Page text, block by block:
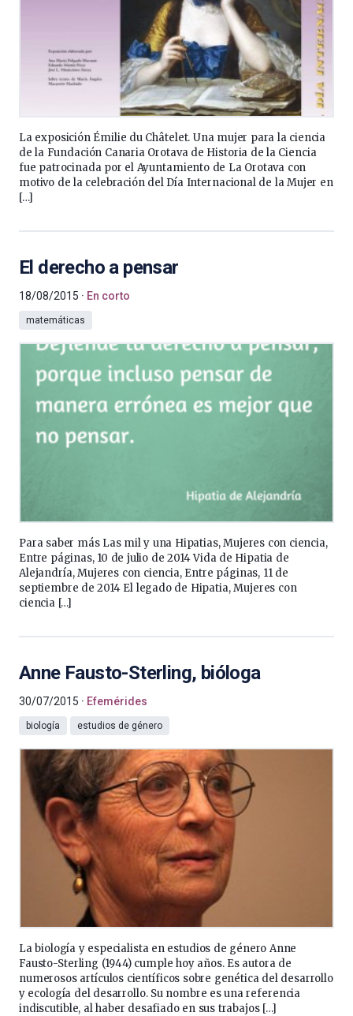
La exposición Émilie du Châtelet. Una mujer para la ciencia
de la Fundación Canaria Orotava de Historia de la Ciencia
fue patrocinada por el Ayuntamiento de La Orotava con
motivo de la celebración del Día Internacional de la Mujer en
[…]
El derecho a pensar
18/08/2015 En corto
matemáticas
Para saber más Las mil y una Hipatias, Mujeres con ciencia,
Entre páginas, 10 de julio de 2014 Vida de Hipatia de
Alejandría, Mujeres con ciencia, Entre páginas, 11 de
septiembre de 2014 El legado de Hipatia, Mujeres con
ciencia […]
Anne Fausto-Sterling, bióloga
30/07/2015 Efemérides
biología estudios de género
La biología y especialista en estudios de género Anne
Fausto-Sterling (1944) cumple hoy años. Es autora de
numerosos artículos científicos sobre genética del desarrollo
y ecología del desarrollo. Su nombre es una referencia
indiscutible, al haber desafiado en sus trabajos […]